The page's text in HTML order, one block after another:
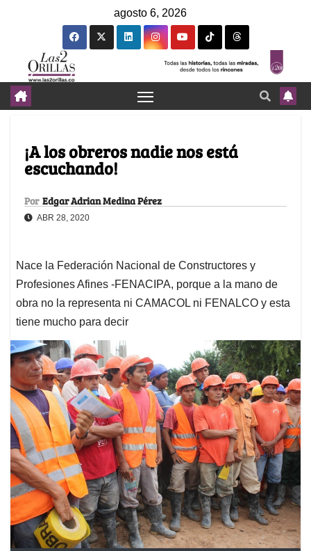
agosto 6, 2026
¡A los obreros nadie nos está
escuchando!
Por Edgar Adrian Medina Pérez
ABR 28, 2020
Nace la Federación Nacional de Constructores y
Profesiones Afines -FENACIPA, porque a la mano de
obra no la representa ni CAMACOL ni FENALCO y esta
tiene mucho para decir